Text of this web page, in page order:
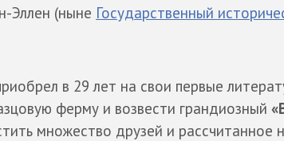
Эллен (ныне Государственный
в 29 лет на свои первые
ферму и возвести грандиозный
множество друзей и рассчитанное